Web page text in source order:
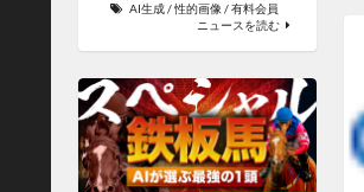
AI生成/性的画像 /有料会員
ニュースを読む